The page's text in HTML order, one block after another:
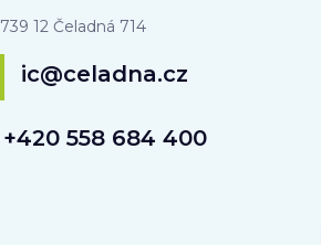
739 12 Čeladná 714
ic@celadna.cz
+420 558 684 400